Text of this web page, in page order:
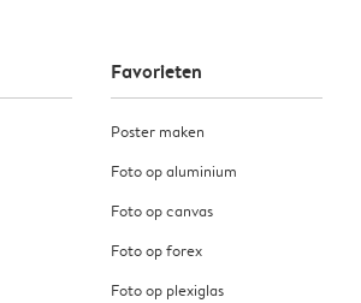
Favorieten
Poster maken
Foto op aluminium
Foto op canvas
Foto op forex
Foto op plexiglas